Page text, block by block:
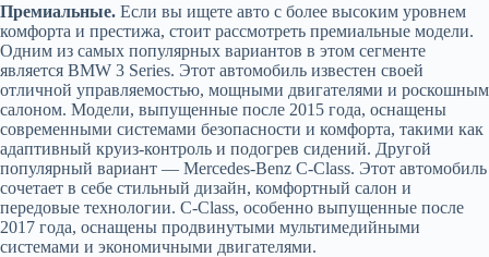
Премиальные. Если вы ищете авто с более высоким уровнем
комфорта и престижа, стоит рассмотреть премиальные модели.
Одним из самых популярных вариантов в этом сегменте
является BMW 3 Series. Этот автомобиль известен своей
отличной управляемостью, мощными двигателями и роскошным
салоном. Модели, выпущенные после 2015 года, оснащены
современными системами безопасности и комфорта, такими как
адаптивный круиз-контроль и подогрев сидений. Другой
популярный вариант — Mercedes-Benz C-Class. Этот автомобиль
сочетает в себе стильный дизайн, комфортный салон и
передовые технологии. C-Class, особенно выпущенные после
2017 года, оснащены продвинутыми мультимедийными
системами и экономичными двигателями.